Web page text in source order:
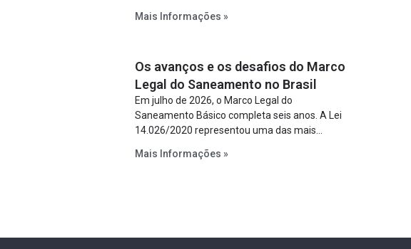
constitua uma SPE para implantar e gerir o
Lei de Concessões, a figura é facultativa e
sujeita a uma escolha racional de projeto a
projeto.
Mais Informações »
Os avanços e os desafios do Marco
Legal do Saneamento no Brasil
Em julho de 2026, o Marco Legal do
Saneamento Básico completa seis anos. A Lei
14.026/2020 representou uma das mais
estabelecer metas claras para a
mecanismos voltados à segurança jurídica dos
Mais Informações »